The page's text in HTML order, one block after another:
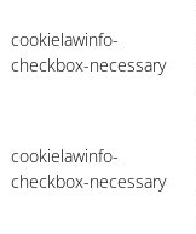
cookielawinfo-
checkbox-necessary
cookielawinfo-
checkbox-necessary